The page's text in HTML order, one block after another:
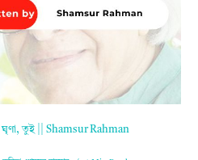
ঘৃণা, তুই || Shamsur Rahman